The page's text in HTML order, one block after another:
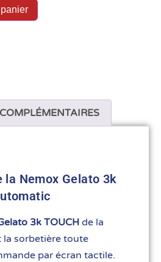
la Nemox Gelato 3k
3k TOUCH de la
la sorbetière toute
par écran tactile.